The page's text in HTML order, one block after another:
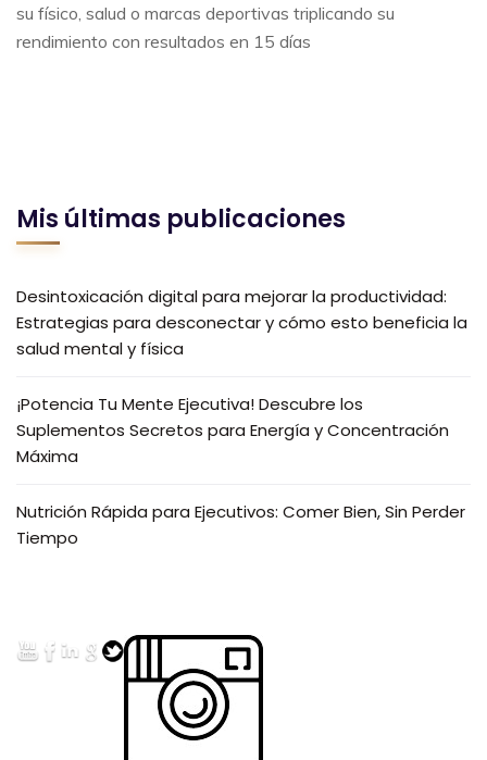
su físico, salud o marcas deportivas triplicando su
rendimiento con resultados en 15 días
Mis últimas publicaciones
Desintoxicación digital para mejorar la productividad:
Estrategias para desconectar y cómo esto beneficia la
salud mental y física
¡Potencia Tu Mente Ejecutiva! Descubre los
Suplementos Secretos para Energía y Concentración
Máxima
Nutrición Rápida para Ejecutivos: Comer Bien, Sin Perder
Tiempo